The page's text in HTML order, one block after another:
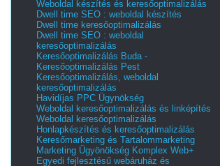
Weboldal készítés és keresőoptimalizálás
Dwell time SEO : weboldal készítés
Dwell time keresőoptimalizálás
Dwell time SEO : weboldal
keresőoptimalizálás
Keresőoptimalizálás Buda -
Keresőoptimalizálás Pest
Keresőoptimalizálás, weboldal
keresőoptimalizálás
Havidíjas PPC Ügynökség
Weboldal keresőoptimalizálás és linképítés
Weboldal keresőoptimalizálás
Honlapkészítés és keresőoptimalizálás
Keresőmarketing és Tartalommarketing
Marketing Ügyönökség Komplex Web+
Egyedi fejlesztésű webáruház és